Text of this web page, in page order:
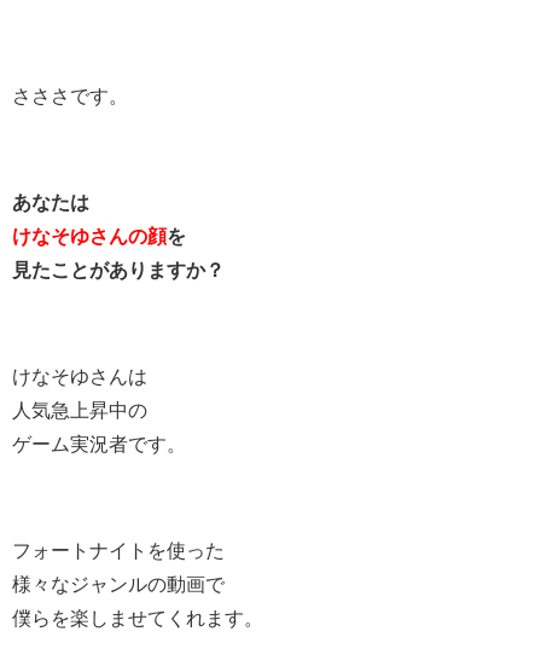
さささです。
あなたは
けなそゆさんの顔を
見たことがありますか？
けなそゆさんは
人気急上昇中の
ゲーム実況者です。
フォートナイトを使った
様々なジャンルの動画で
僕らを楽しませてくれます。